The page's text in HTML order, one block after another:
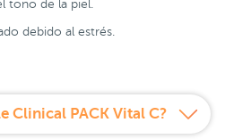
tono de la piel.
debido al estrés.
Clinical PACK Vital C?